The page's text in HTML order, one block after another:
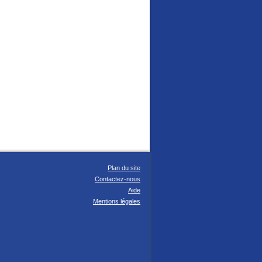
Plan du site
Contactez-nous
Aide
Mentions légales